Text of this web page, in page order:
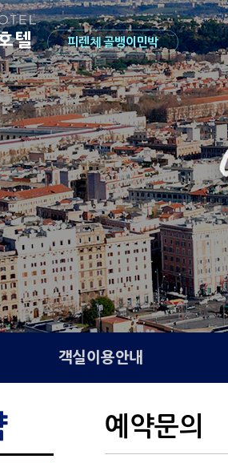
텔 피렌체 골뱅이민박
객실이용안내
예약문의